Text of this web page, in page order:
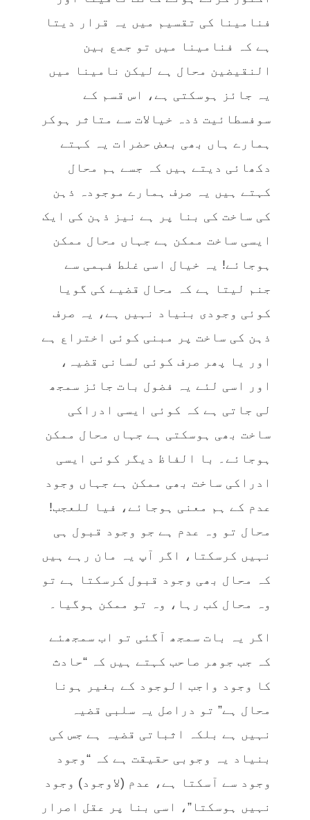
فنامینا کی تقسیم میں یہ قرار دیتا
ہے کہ فنامینا میں تو جمع بین
النقیضین محال ہے لیکن نامینا میں
یہ جائز ہوسکتی ہے، اس قسم کے
سوفسطائیت ذدہ خیالات سے متاثر ہوکر
ہمارے ہاں بھی بعض حضرات یہ کہتے
دکھائی دیتے ہیں کہ جسے ہم محال
کہتے ہیں یہ صرف ہمارے موجودہ ذہن
کی ساخت کی بنا پر ہے نیز ذہن کی ایک
ایسی ساخت ممکن ہے جہاں محال ممکن
ہوجائے! یہ خیال اسی غلط فہمی سے
جنم لیتا ہے کہ محال قضیے کی گویا
کوئی وجودی بنیاد نہیں ہے، یہ صرف
ذہن کی ساخت پر مبنی کوئی اختراع ہے
اور یا پھر صرف کوئی لسانی قضیہ،
اور اسی لئے یہ فضول بات جائز سمجھ
لی جاتی ہے کہ کوئی ایسی ادراکی
ساخت بھی ہوسکتی ہے جہاں محال ممکن
ہوجائے۔ با الفاظ دیگر کوئی ایسی
ادراکی ساخت بھی ممکن ہے جہاں وجود
عدم کے ہم معنی ہوجائے، فیا للعجب!
محال تو وہ عدم ہے جو وجود قبول ہی
نہیں کرسکتا، اگر آپ یہ مان رہے ہیں
کہ محال بھی وجود قبول کرسکتا ہے تو
وہ محال کب رہا، وہ تو ممکن ہوگیا۔
اگر یہ بات سمجھ آگئی تو اب سمجھئے
کہ جب جوھر صاحب کہتے ہیں کہ “حادث
کا وجود واجب الوجود کے بغیر ہونا
محال ہے” تو دراصل یہ سلبی قضیہ
نہیں ہے بلکہ اثباتی قضیہ ہے جس کی
بنیاد یہ وجوبی حقیقت ہے کہ “وجود
وجود سے آسکتا ہے، عدم (لاوجود) وجود
نہیں ہوسکتا”، اسی بنا پر عقل اصرار